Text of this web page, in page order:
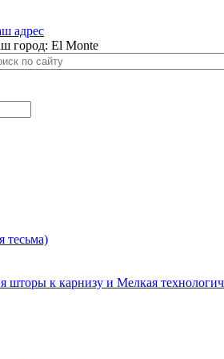
адрес
город: El Monte
тесьма)
шторы к карнизу и Мелкая